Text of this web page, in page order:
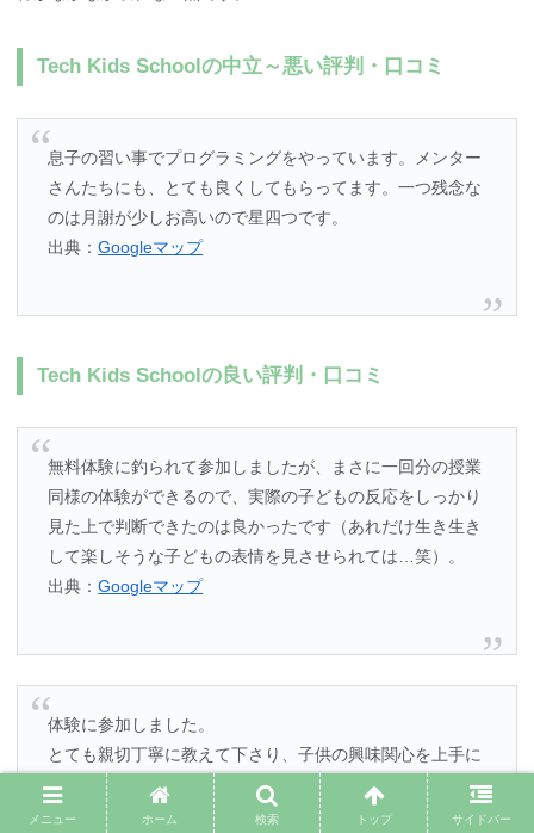
Tech Kids Schoolの中立～悪い評判・口コミ
息子の習い事でプログラミングをやっています。メンター
さんたちにも、とても良くしてもらってます。一つ残念な
のは月謝が少しお高いので星四つです。
出典：Googleマップ
Tech Kids Schoolの良い評判・口コミ
無料体験に釣られて参加しましたが、まさに一回分の授業
同様の体験ができるので、実際の子どもの反応をしっかり
見た上で判断できたのは良かったです（あれだけ生き生き
して楽しそうな子どもの表情を見させられては…笑）。
出典：Googleマップ
体験に参加しました。
とても親切丁寧に教えて下さり、子供の興味関心を上手に
引いてくださいました。
出典：
Googleマップ
メニュー ホーム 検索 トップ サイドバー